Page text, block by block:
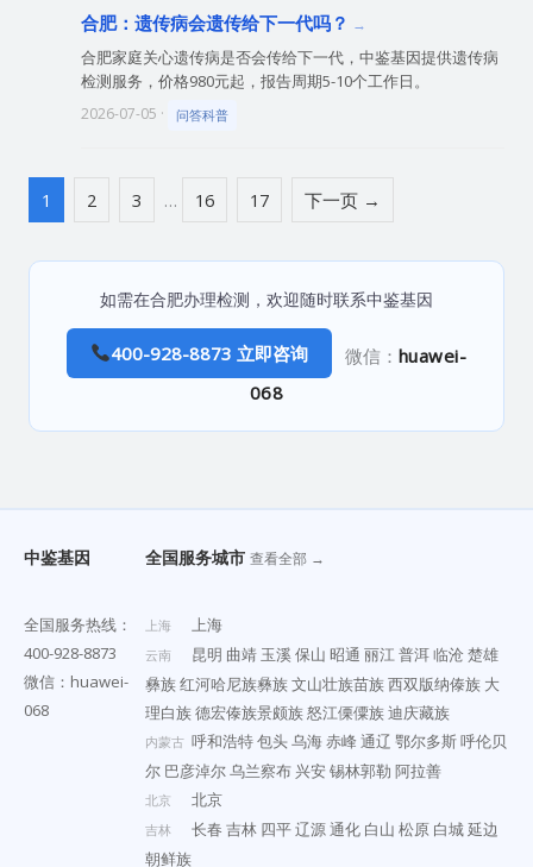
合肥：遗传病会遗传给下一代吗？
合肥家庭关心遗传病是否会传给下一代，中鉴基因提供遗传病
检测服务，价格980元起，报告周期5-10个工作日。
2026-07-05 · 问答科普
1 2 3 … 16 17 下一页 →
如需在合肥办理检测，欢迎随时联系中鉴基因
400-928-8873 立即咨询 微信： huawei-
068
中鉴基因
全国服务热线：
400-928-8873
微信：huawei-
068
全国服务城市 查看全部 →
上海 上海
云南 昆明 曲靖 玉溪保山 昭通 丽江普洱临沧楚雄
彝族红河哈尼族彝族文山壮族苗族西双版纳傣族 大
理白族德宏傣族景颇族怒江傈僳族迪庆藏族
内蒙古 呼和浩特包头乌海赤峰通辽 鄂尔多斯呼伦贝
尔 巴彦淖尔乌兰察布 兴安锡林郭勒 阿拉善
北京 北京
吉林 长春 吉林 四平辽源通化 白山 松原 白城延边
朝鲜族